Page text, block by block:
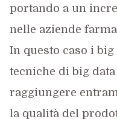
portando a un
nelle aziende
In questo caso i
tecniche di big
raggiungere
la qualità del